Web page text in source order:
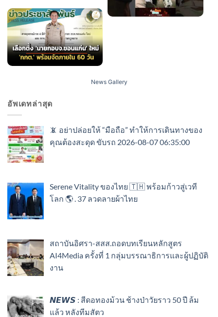
News Gallery
อัพเดทล่าสุด
📵 อย่าปล่อยให้ “มือถือ” ทำให้การเดินทางของ
คุณต้องสะดุด ขับรถ 2026-08-07 06:35:00
Serene Vitality ของไทย 🇹🇭 พร้อมก้าวสู่เวที
โลก 🌎 . 37 ลวดลายผ้าไทย
สถาบันอิศรา-สสส.ถอดบทเรียนหลักสูตร
AI4Media ครั้งที่ 1 กลุ่มบรรณาธิการและผู้ปฏิบัติ
งาน
𝙉𝙀𝙒𝙎 : สีดอทองม้วน ช้างป่าวัยราว 50 ปี ล้ม
แล้ว หลังทีมสัตว